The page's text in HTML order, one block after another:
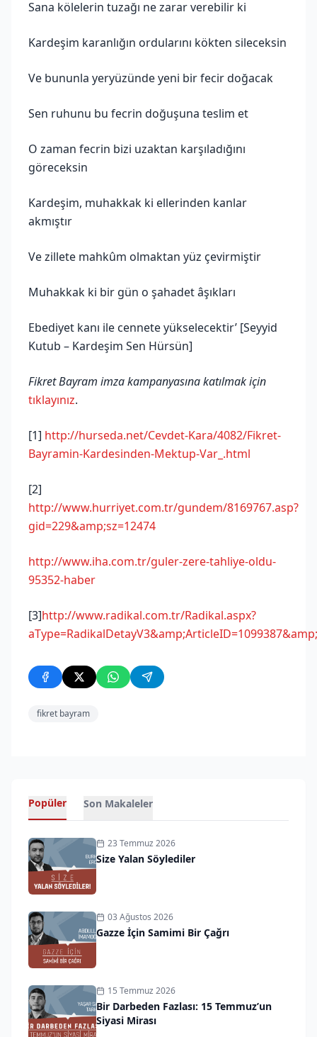
Sana kölelerin tuzağı ne zarar verebilir ki
Kardeşim karanlığın ordularını kökten sileceksin
Ve bununla yeryüzünde yeni bir fecir doğacak
Sen ruhunu bu fecrin doğuşuna teslim et
O zaman fecrin bizi uzaktan karşıladığını
göreceksin
Kardeşim, muhakkak ki ellerinden kanlar
akmıştır
Ve zillete mahkûm olmaktan yüz çevirmiştir
Muhakkak ki bir gün o şahadet âşıkları
Ebediyet kanı ile cennete yükselecektir’ [Seyyid
Kutub – Kardeşim Sen Hürsün]
Fikret Bayram imza kampanyasına katılmak için
tıklayınız.
[1] http://hurseda.net/Cevdet-Kara/4082/Fikret-
Bayramin-Kardesinden-Mektup-Var_.html
[2]
http://www.hurriyet.com.tr/gundem/8169767.asp?
gid=229&amp;sz=12474
http://www.iha.com.tr/guler-zere-tahliye-oldu-
95352-haber
[3]http://www.radikal.com.tr/Radikal.aspx?
fikret bayram
Popüler Son Makaleler
23 Temmuz 2026
Size Yalan Söylediler
03 Ağustos 2026
Gazze İçin Samimi Bir Çağrı
15 Temmuz 2026
Bir Darbeden Fazlası: 15 Temmuz’un
Siyasi Mirası